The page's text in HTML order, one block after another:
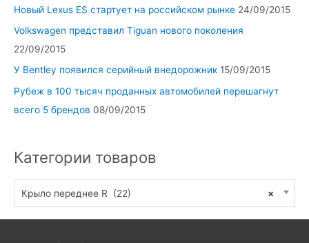
Новый Lexus ES стартует на российском рынке 24/09/2015
Volkswagen представил Tiguan нового поколения
22/09/2015
У Bentley появился серийный внедорожник 15/09/2015
Рубеж в 100 тысяч проданных автомобилей перешагнут
всего 5 брендов 08/09/2015
Категории товаров
×
Крыло переднее R (22)